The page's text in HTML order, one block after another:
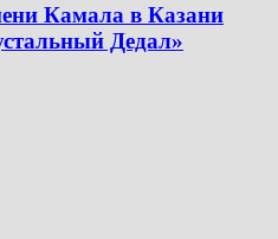
Камала в Казани
Дедал»